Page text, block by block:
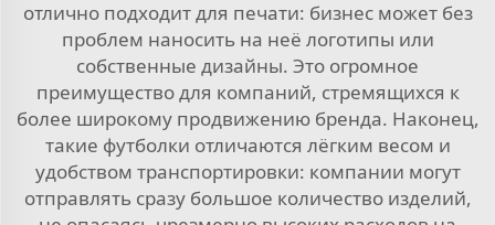
отлично подходит для печати: бизнес может без
проблем наносить на неё логотипы или
собственные дизайны. Это огромное
преимущество для компаний, стремящихся к
более широкому продвижению бренда. Наконец,
такие футболки отличаются лёгким весом и
удобством транспортировки: компании могут
отправлять сразу большое количество изделий,